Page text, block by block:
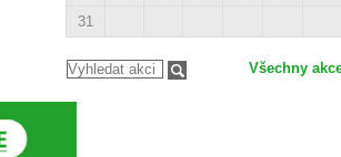
31
Všechny